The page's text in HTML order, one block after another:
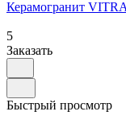
Керамогранит
5
Заказать
Быстрый просмотр